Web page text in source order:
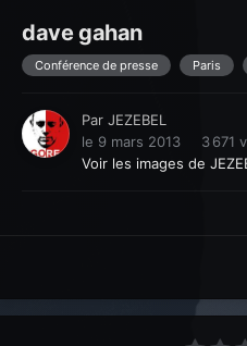
dave gahan
Conférence de presse Paris
Par JEZEBEL
le 9 mars 2013
3 671
Voir les images de